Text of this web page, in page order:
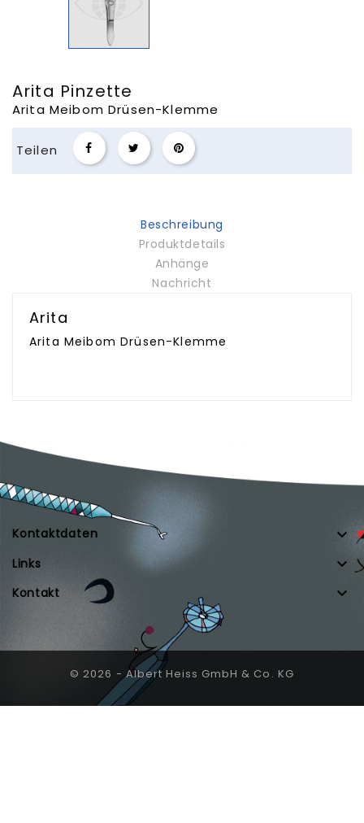
Arita Pinzette
Arita Meibom Drüsen-Klemme
Teilen
Beschreibung
Produktdetails
Anhänge
Nachricht
Arita
Arita Meibom Drüsen-Klemme
Kontaktdaten 
Links 
Kontakt 
© 2026 - Albert Heiss GmbH & Co. KG